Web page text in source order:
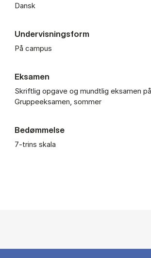
Dansk
Undervisningsform
På campus
Eksamen
Skriftlig opgave og mundtlig eksamen
Gruppeeksamen, sommer
Bedømmelse
7-trins skala